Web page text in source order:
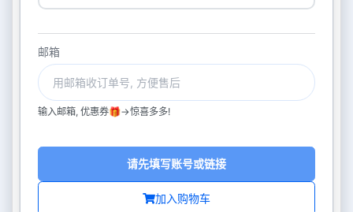
邮箱
输入邮箱, 优惠券🎁->惊喜多多!
加入购物车
请先填写账号或链接